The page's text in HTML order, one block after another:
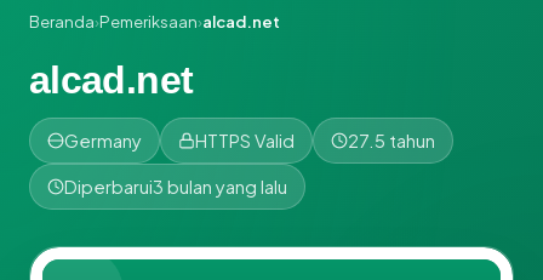
Beranda›Pemeriksaan›alcad.net
alcad.net
Germany HTTPS Valid 27.5 tahun
Diperbarui3 bulan yang lalu